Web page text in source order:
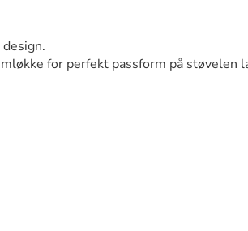
for perfekt passform på